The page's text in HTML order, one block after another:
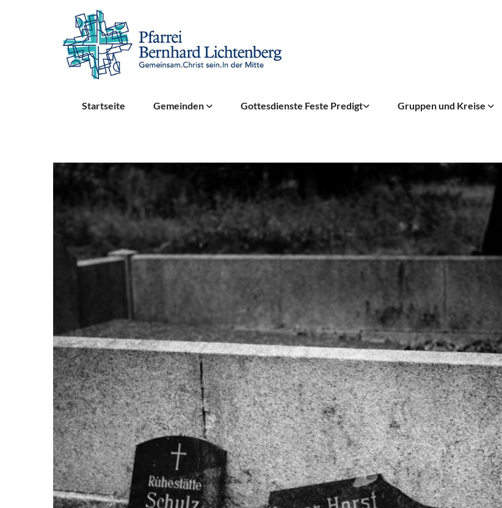
Startseite Gemeinden Gottesdienste Feste Predigt Gruppen und Kreise